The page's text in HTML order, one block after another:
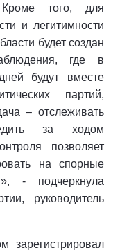
Кроме того, для
и легитимности
будет создан
где в
будут вместе
партий,
– отслеживать
за ходом
позволяет
на спорные
- подчеркнула
руководитель
зарегистрировал